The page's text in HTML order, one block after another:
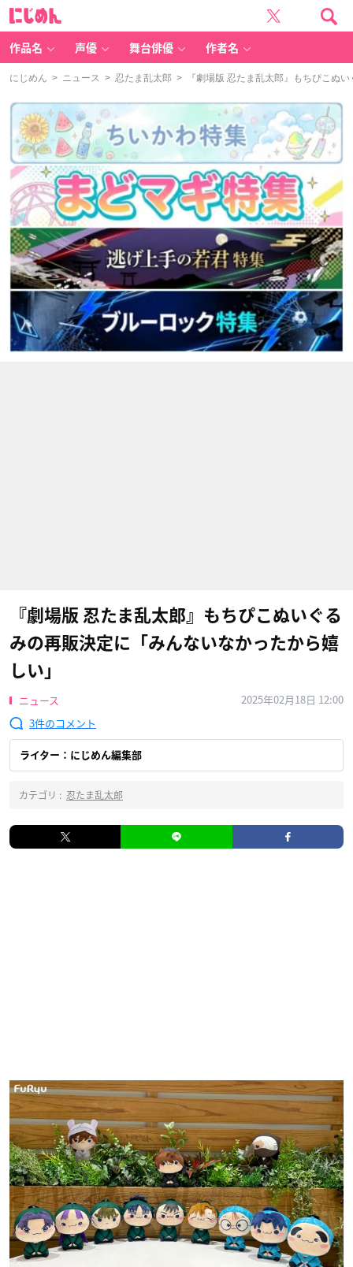
作品名 声優 舞台俳優 作者名
にじめん > ニュース > 忍たま乱太郎 > 『劇場版 忍たま乱太郎』もちぴこぬ
『劇場版 忍たま乱太郎』もちぴこぬいぐる
みの再販決定に「みんないなかったから嬉
しい」
ニュース
2025年02月18日 12:00
3
ライター：にじめん編集部
カテゴリ : 忍たま乱太郎